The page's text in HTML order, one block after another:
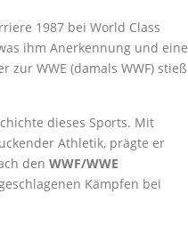
1987 bei World Class
ihm Anerkennung und eine
WWE (damals WWF) stieß
dieses Sports. Mit
Athletik, prägte er
den WWF/WWE
Kämpfen bei